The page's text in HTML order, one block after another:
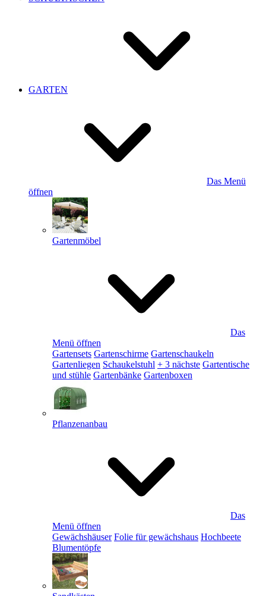
GARTEN
Das Menü
öffnen
Gartenmöbel
Das
Menü öffnen
Gartensets Gartenschirme Gartenschaukeln
Gartenliegen Schaukelstuhl + 3 nächste Gartentische
und stühle Gartenbänke Gartenboxen
Pflanzenanbau
Das
Menü öffnen
Gewächshäuser Folie für gewächshaus Hochbeete
Blumentöpfe